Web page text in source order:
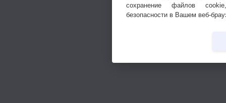
сохранение файлов
безопасности в Вашем веб-